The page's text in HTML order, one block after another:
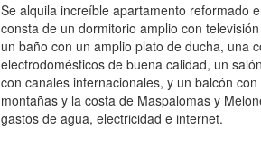
Se alquila increíble apartamento reformado
consta de un dormitorio amplio con
un baño con un amplio plato de ducha, una
electrodomésticos de buena calidad, un
con canales internacionales, y un balcón
montañas y la costa de Maspalomas y
gastos de agua, electricidad e internet.